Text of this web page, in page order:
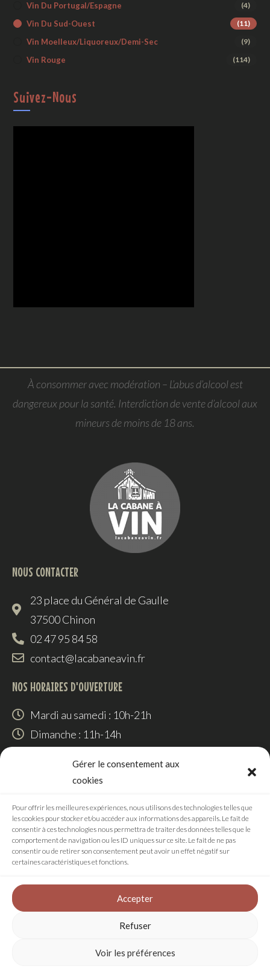
Gérer le consentement aux
cookies
Pour offrir les meilleures expériences, nous utilisons des technologies telles que
les cookies pour stocker et/ou accéder aux informations des appareils. Le fait de
consentir à ces technologies nous permettra de traiter des données telles que le
comportement de navigation ou les ID uniques sur ce site. Le fait de ne pas
consentir ou de retirer son consentement peut avoir un effet négatif sur
certaines caractéristiques et fonctions.
Accepter
Refuser
Voir les préférences
Vin Du Portugal/Espagne (4)
Vin Du Sud-Ouest (11)
Vin Moelleux/liquoreux/demi-Sec (9)
Vin Rouge (114)
Suivez-Nous
À consommer avec modération – L’abus d’alcool est
dangereux pour la santé. Interdiction de vente d’alcool aux
mineurs de moins de 18 ans.
NOUS CONTACTER
23 place du Général de Gaulle
37500 Chinon
02 47 95 84 58
contact@lacabaneavin.fr
NOS HORAIRES D'OUVERTURE
Mardi au samedi : 10h-21h
Dimanche : 11h-14h
RÉALISATION
Politique de confidentialité